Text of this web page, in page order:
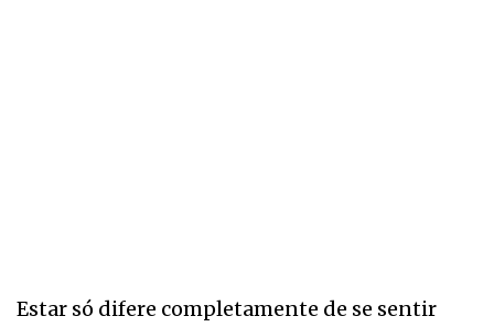
Estar só difere completamente de se sentir